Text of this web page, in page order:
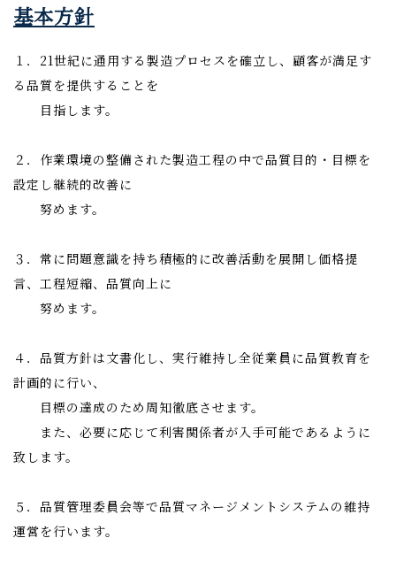
基本方針
１．21世紀に通用する製造プロセスを確立し、顧客が満足す
る品質を提供することを
目指します。
２．作業環境の整備された製造工程の中で品質目的・目標を
設定し継続的改善に
努めます。
３．常に問題意識を持ち積極的に改善活動を展開し価格提
言、工程短縮、品質向上に
努めます。
４．品質方針は文書化し、実行維持し全従業員に品質教育を
計画的に行い、
目標の達成のため周知徹底させます。
また、必要に応じて利害関係者が入手可能であるように
致します。
５．品質管理委員会等で品質マネージメントシステムの維持
運営を行います。